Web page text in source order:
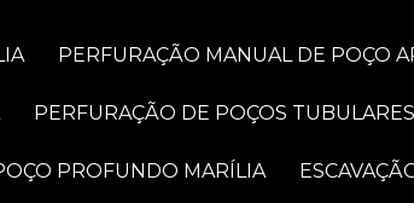
PERFURAÇÃO MANUAL DE POÇO
PERFURAÇÃO DE POÇOS
PROFUNDO MARÍLIA